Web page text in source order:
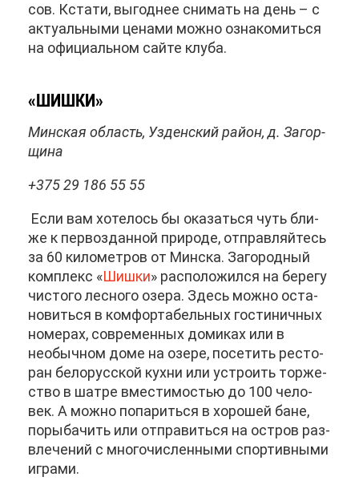
сов. Кста­ти, вы­год­нее сни­мать на день – с
ак­ту­аль­ны­ми це­на­ми мож­но озна­ко­мить­ся
на офи­ци­аль­ном сай­те клу­ба.
«ШИШ­КИ»
Мин­ская об­ласть, Уз­ден­ский рай­он, д. За­гор­
щи­на
+375 29 186 55 55
Ес­ли вам хо­те­лось бы ока­зать­ся чуть бли­
же к пер­во­здан­ной при­ро­де, от­прав­ляй­тесь
за 60 ки­ло­мет­ров от Мин­ска. За­го­род­ный
ком­плекс «Шиш­ки» рас­по­ло­жил­ся на бе­ре­гу
чи­сто­го лес­но­го озе­ра. Здесь мож­но оста­
но­вить­ся в ком­фор­та­бель­ных го­сти­нич­ных
но­ме­рах, со­вре­мен­ных до­ми­ках или в
необыч­ном до­ме на озе­ре, по­се­тить ре­сто­
ран бе­ло­рус­ской кух­ни или устро­ить тор­же­
ство в шат­ре вме­сти­мо­стью до 100 че­ло­
век. А мож­но по­па­рить­ся в хо­ро­шей бане,
по­ры­ба­чить или от­пра­вить­ся на ост­ров раз­
вле­че­ний с мно­го­чис­лен­ны­ми спор­тив­ны­ми
иг­ра­ми.